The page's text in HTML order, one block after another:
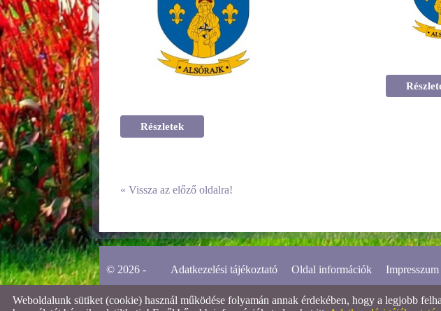
Részletek
« Vissza az előző oldalra!
© 2026 - Adatkezelési tájékoztató Oldal információk Impresszum
Weboldalunk sütiket (cookie) használ működése folyamán annak érdekében, hogy a legjobb